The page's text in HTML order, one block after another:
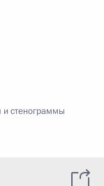
и стенограммы